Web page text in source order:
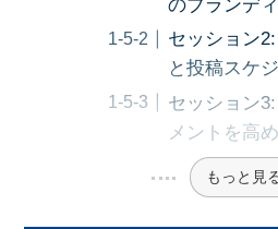
のブランデ
セッション
と投稿スケ
セッション
メントを高
もっと見